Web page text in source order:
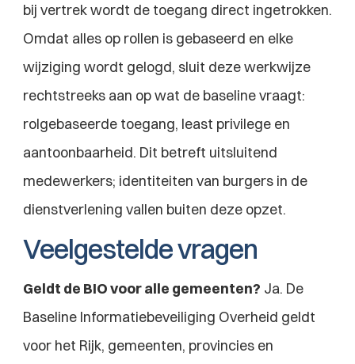
bij vertrek wordt de toegang direct ingetrokken.
Omdat alles op rollen is gebaseerd en elke
wijziging wordt gelogd, sluit deze werkwijze
rechtstreeks aan op wat de baseline vraagt:
rolgebaseerde toegang, least privilege en
aantoonbaarheid. Dit betreft uitsluitend
medewerkers; identiteiten van burgers in de
dienstverlening vallen buiten deze opzet.
Veelgestelde vragen
Geldt de BIO voor alle gemeenten? Ja. De
Baseline Informatiebeveiliging Overheid geldt
voor het Rijk, gemeenten, provincies en